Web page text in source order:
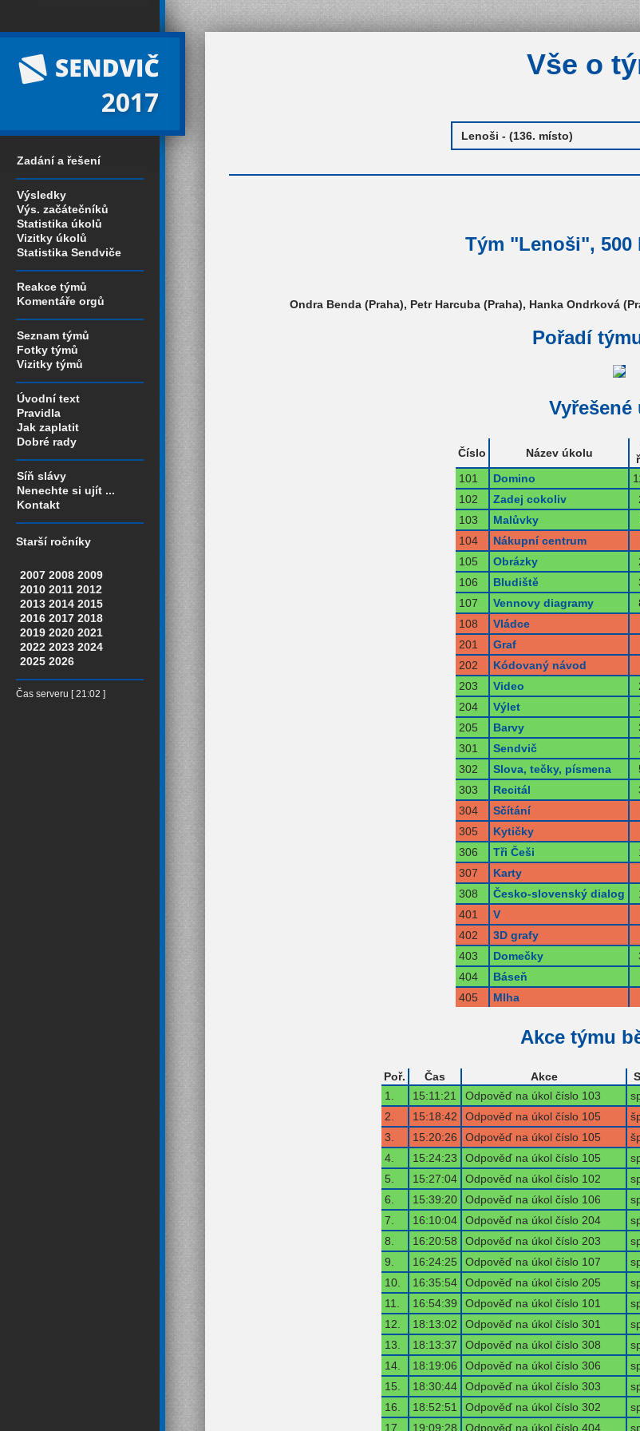
2017
Zadání a řešení
Výsledky
Výs. začátečníků
Statistika úkolů
Vizitky úkolů
Statistika Sendviče
Reakce týmů
Komentáře orgů
Seznam týmů
Fotky týmů
Vizitky týmů
Úvodní text
Pravidla
Jak zaplatit
Dobré rady
Síň slávy
Nenechte si ujít ...
Kontakt
Starší ročníky
2007 2008 2009
2010 2011 2012
2013 2014 2015
2016 2017 2018
2019 2020 2021
2022 2023 2024
2025 2026
Čas serveru [ 21:02 ]
Vše o
Tým "Lenoši", 500
Ondra Benda (Praha), Petr Harcuba (Praha), Hanka Ondrková
Pořadí
Vyřešené
Číslo Název úkolu
101
Domino
102
Zadej cokoliv
103
Malůvky
104
Nákupní centrum
105
Obrázky
106
Bludiště
107
Vennovy diagramy
108
Vládce
201
Graf
202
Kódovaný návod
203
Video
204
Výlet
205
Barvy
301
Sendvič
302
Slova, tečky, písmena
303
Recitál
304
Sčítání
305
Kytičky
306
Tři Češi
307
Karty
308
Česko-slovenský dialog
401
V
402
3D grafy
403
Domečky
404
Báseň
405
Mlha
Akce týmu
Poř. Čas Akce
1.
15:11:21 Odpověď na úkol číslo 103
2.
15:18:42 Odpověď na úkol číslo 105
3.
15:20:26 Odpověď na úkol číslo 105
4.
15:24:23 Odpověď na úkol číslo 105
5.
15:27:04 Odpověď na úkol číslo 102
6.
15:39:20 Odpověď na úkol číslo 106
7.
16:10:04 Odpověď na úkol číslo 204
8.
16:20:58 Odpověď na úkol číslo 203
9.
16:24:25 Odpověď na úkol číslo 107
10.
16:35:54 Odpověď na úkol číslo 205
11.
16:54:39 Odpověď na úkol číslo 101
12.
18:13:02 Odpověď na úkol číslo 301
13.
18:13:37 Odpověď na úkol číslo 308
14.
18:19:06 Odpověď na úkol číslo 306
15.
18:30:44 Odpověď na úkol číslo 303
16.
18:52:51 Odpověď na úkol číslo 302
17.
19:09:28 Odpověď na úkol číslo 404